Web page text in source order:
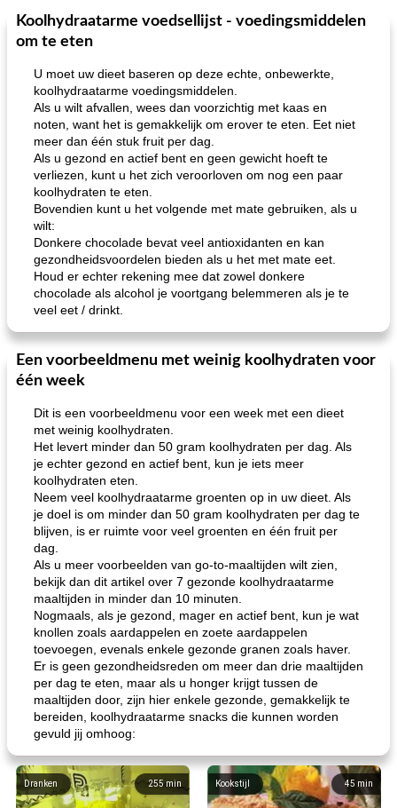
Koolhydraatarme voedsellijst - voedingsmiddelen
om te eten
U moet uw dieet baseren op deze echte, onbewerkte,
koolhydraatarme voedingsmiddelen.
Als u wilt afvallen, wees dan voorzichtig met kaas en
noten, want het is gemakkelijk om erover te eten. Eet niet
meer dan één stuk fruit per dag.
Als u gezond en actief bent en geen gewicht hoeft te
verliezen, kunt u het zich veroorloven om nog een paar
koolhydraten te eten.
Bovendien kunt u het volgende met mate gebruiken, als u
wilt:
Donkere chocolade bevat veel antioxidanten en kan
gezondheidsvoordelen bieden als u het met mate eet.
Houd er echter rekening mee dat zowel donkere
chocolade als alcohol je voortgang belemmeren als je te
veel eet / drinkt.
Een voorbeeldmenu met weinig koolhydraten voor
één week
Dit is een voorbeeldmenu voor een week met een dieet
met weinig koolhydraten.
Het levert minder dan 50 gram koolhydraten per dag. Als
je echter gezond en actief bent, kun je iets meer
koolhydraten eten.
Neem veel koolhydraatarme groenten op in uw dieet. Als
je doel is om minder dan 50 gram koolhydraten per dag te
blijven, is er ruimte voor veel groenten en één fruit per
dag.
Als u meer voorbeelden van go-to-maaltijden wilt zien,
bekijk dan dit artikel over 7 gezonde koolhydraatarme
maaltijden in minder dan 10 minuten.
Nogmaals, als je gezond, mager en actief bent, kun je wat
knollen zoals aardappelen en zoete aardappelen
toevoegen, evenals enkele gezonde granen zoals haver.
Er is geen gezondheidsreden om meer dan drie maaltijden
per dag te eten, maar als u honger krijgt tussen de
maaltijden door, zijn hier enkele gezonde, gemakkelijk te
bereiden, koolhydraatarme snacks die kunnen worden
gevuld jij omhoog:
255min
Dranken 45 min
Kookstijl